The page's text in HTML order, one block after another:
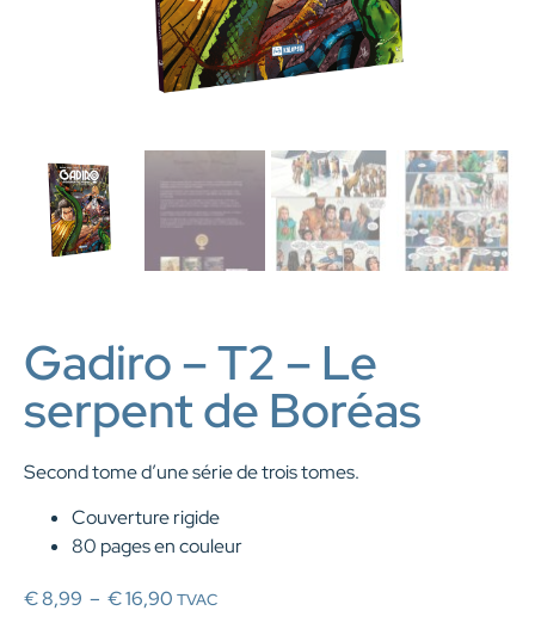
Gadiro – T2 – Le
serpent de Boréas
Second tome d’une série de trois tomes.
Couverture rigide
80 pages en couleur
€8,99 – €16,90 TVAC